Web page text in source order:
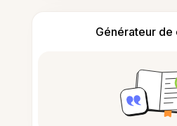
Générateur de